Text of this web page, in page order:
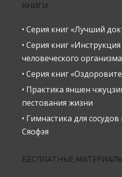
КНИГИ
• Серия книг «Лучший
• Серия книг
человеческого
• Серия книг
• Практика яншен
пестования жизни
• Гимнастика для
Сяофэя
БЕСПЛАТНЫЕ